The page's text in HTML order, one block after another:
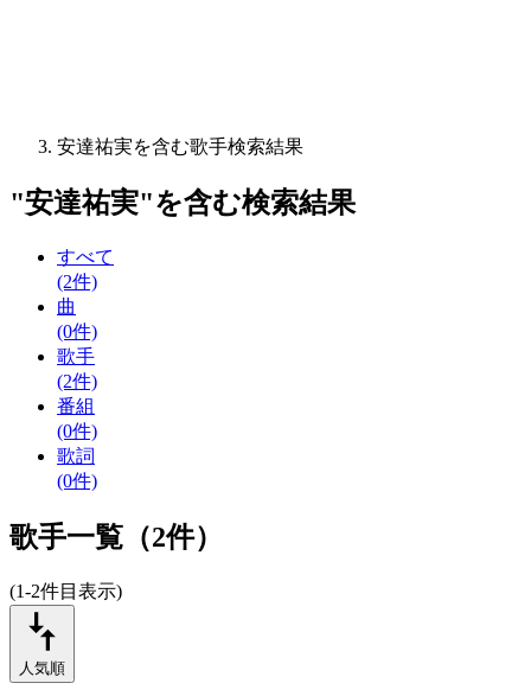
安達祐実を含む歌手検索結果
"安達祐実"を含む検索結果
すべて
(2件)
曲
(0件)
歌手
(2件)
番組
(0件)
歌詞
(0件)
歌手一覧（2件）
(1-2件目表示)
人気順